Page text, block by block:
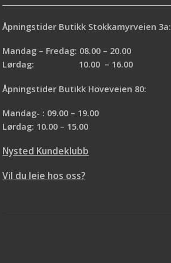
Åpningstider Butikk Stokkamyrveien 3a:
Mandag – Fredag: 08.00 – 20.00
Lørdag: 10.00 – 16.00
Åpningstider Butikk Hoveveien 80:
Mandag- : 09.00 – 19.00
Lørdag: 10.00 – 15.00
Nysted Kundeklubb
Vil du leie hos oss?